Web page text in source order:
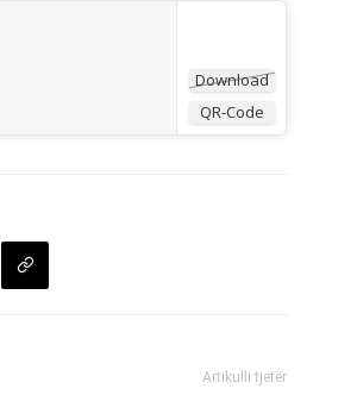
Download
QR-Code
Artikulli tjetër